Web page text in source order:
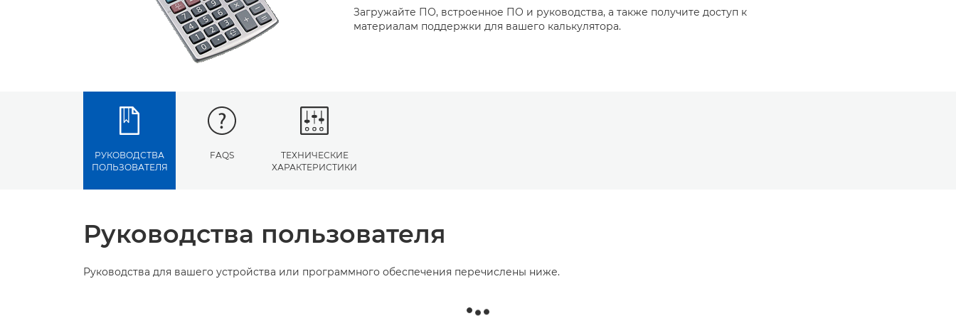
Загружайте ПО, встроенное ПО и руководства, а также получите доступ к
материалам поддержки для вашего калькулятора.
РУКОВОДСТВА
ПОЛЬЗОВАТЕЛЯ
FAQS
ТЕХНИЧЕСКИЕ
ХАРАКТЕРИСТИКИ
Руководства пользователя
Руководства для вашего устройства или программного обеспечения перечислены ниже.